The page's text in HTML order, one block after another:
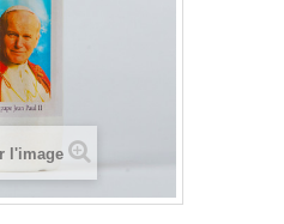
l'image